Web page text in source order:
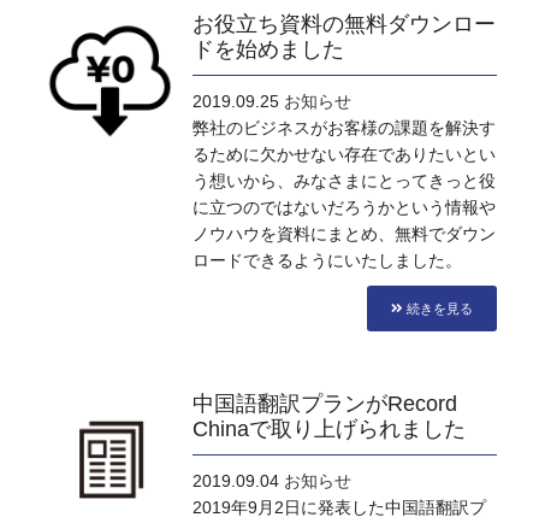
お役立ち資料の無料ダウンロー
ドを始めました
2019.09.25 お知らせ
弊社のビジネスがお客様の課題を解決す
るために欠かせない存在でありたいとい
う想いから、みなさまにとってきっと役
に立つのではないだろうかという情報や
ノウハウを資料にまとめ、無料でダウン
ロードできるようにいたしました。
続きを見る
中国語翻訳プランがRecord
Chinaで取り上げられました
2019.09.04 お知らせ
2019年9月2日に発表した中国語翻訳プ